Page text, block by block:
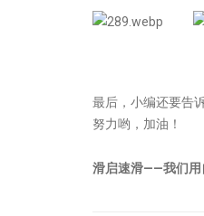
最后，小编还要告
努力哟，加油！
滑启速滑——我们用